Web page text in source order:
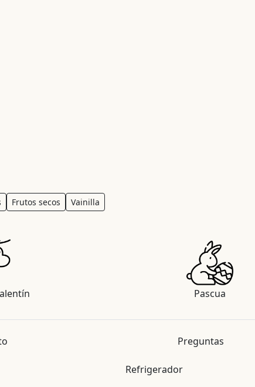
Frutos secos Vainilla
Pascua
Preguntas
Refrigerador